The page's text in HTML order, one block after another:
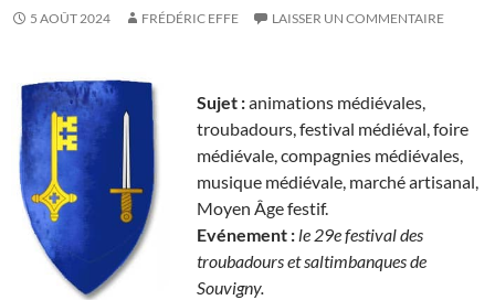
5 AOÛT 2024 FRÉDÉRIC EFFE LAISSER UN COMMENTAIRE
Sujet :animations médiévales,
troubadours, festival médiéval, foire
médiévale, compagnies médiévales,
musique médiévale, marché artisanal,
Moyen Âge festif.
Evénement : le 29e festival des
troubadours et saltimbanques de
Souvigny.